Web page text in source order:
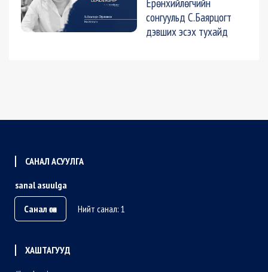
сонгуульд С.Баярцогт
дэвших эсэх тухайд
САНАЛ АСУУЛГА
sanal asuulga
Санал өгөх
Нийт санал: 1
ХАШТАГУУД